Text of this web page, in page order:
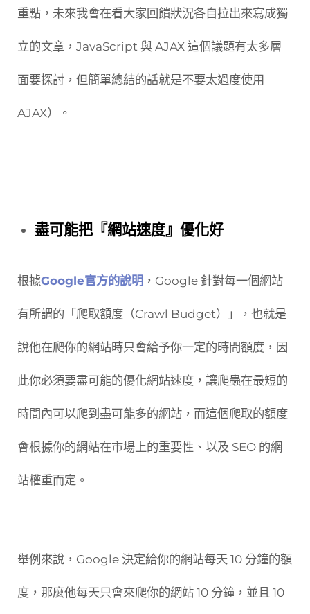
重點，未來我會在看大家回饋狀況各自拉出來寫成獨
立的文章，JavaScript 與 AJAX 這個議題有太多層
面要探討，但簡單總結的話就是不要太過度使用
AJAX）。
盡可能把『網站速度』優化好
根據Google官方的說明 ，Google 針對每一個網站
有所謂的「爬取額度（Crawl Budget）」，也就是
說他在爬你的網站時只會給予你一定的時間額度，因
此你必須要盡可能的優化網站速度，讓爬蟲在最短的
時間內可以爬到盡可能多的網站，而這個爬取的額度
會根據你的網站在市場上的重要性、以及 SEO 的網
站權重而定。
舉例來說，Google 決定給你的網站每天 10 分鐘的額
度，那麼他每天只會來爬你的網站 10 分鐘，並且 10